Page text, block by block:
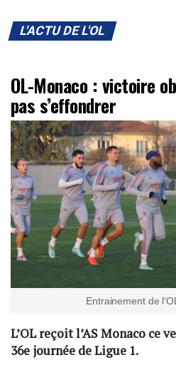
L'ACTU DE L'OL
OL-Monaco : victoire
pas s’effondrer
Entrainement de
L’OL reçoit l’AS Monaco ce
36e journée de Ligue 1.